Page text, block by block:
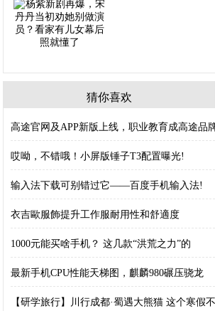
猜你喜欢
高途官网及APP新版上线，职业教育成高途品
哎呦，不错哦！小屏版锤子T3配置曝光!
输入法下载可别错过它——百度手机输入法!
衣吉歐服飾提升工作服耐用性和舒適度
1000元能买啥手机？ 这几款“洪荒之力”的
最新手机CPU性能天梯图，麒麟980碾压骁龙
【研学旅行】川行成都·蜀遇大熊猫 这个寒假不